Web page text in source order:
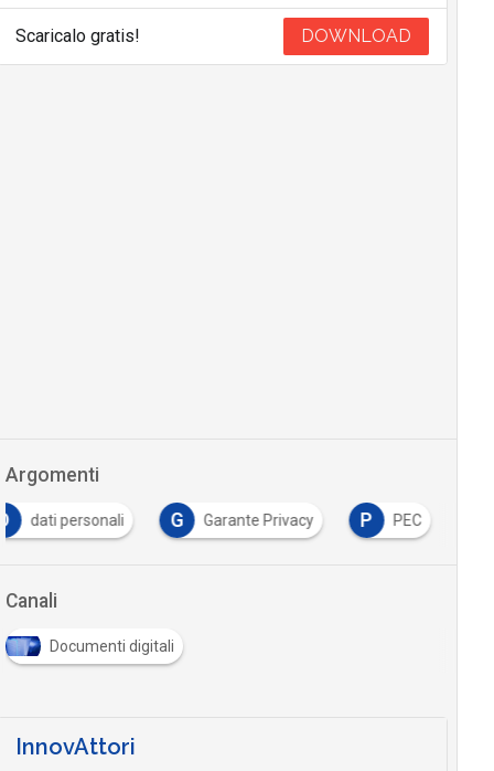
Scaricalo gratis! DOWNLOAD
Argomenti
dati personali G Garante Privacy P PEC
Canali
Documenti digitali
InnovAttori